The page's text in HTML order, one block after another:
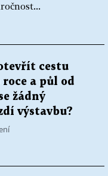
cestu
a půl od
žádný
výstavbu?